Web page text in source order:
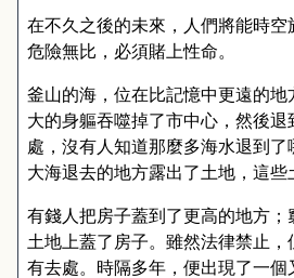
在不久之後的未來，人們將能時空
危險無比，必須賭上性命。
釜山的海，位在比記憶中更遠的地
大的身軀吞噬掉了市中心，然後退
處，沒有人知道那麼多海水退到了
大海退去的地方露出了土地，這些
有錢人把房子蓋到了更高的地方；
土地上蓋了房子。雖然法律禁止，
有去處。時隔多年，便出現了一個